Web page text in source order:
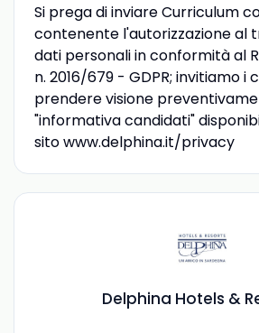
Si prega di inviare Curriculum
contenente l'autorizzazione al
dati personali in conformità al
n. 2016/679 - GDPR; invitiamo i
prendere visione
"informativa candidati"
sito www.delphina.it/privacy
Delphina Hotels &